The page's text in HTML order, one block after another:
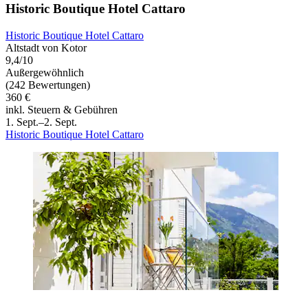
Historic Boutique Hotel Cattaro
Historic Boutique Hotel Cattaro
Altstadt von Kotor
9,4/10
Außergewöhnlich
(242 Bewertungen)
360 €
inkl. Steuern & Gebühren
1. Sept.–2. Sept.
Historic Boutique Hotel Cattaro